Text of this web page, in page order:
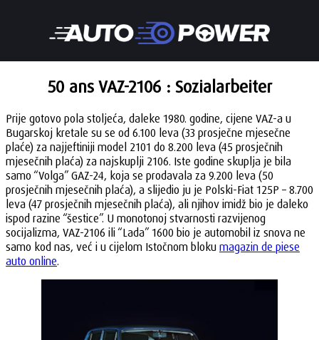
50 ans VAZ-2106 : Sozialarbeiter
Prije gotovo pola stoljeća, daleke 1980. godine, cijene VAZ-a u
Bugarskoj kretale su se od 6.100 leva (33 prosječne mjesečne
plaće) za najjeftiniji model 2101 do 8.200 leva (45 prosječnih
mjesečnih plaća) za najskuplji 2106. Iste godine skuplja je bila
samo “Volga” GAZ-24, koja se prodavala za 9.200 leva (50
prosječnih mjesečnih plaća), a slijedio ju je Polski-Fiat 125P – 8.700
leva (47 prosječnih mjesečnih plaća), ali njihov imidž bio je daleko
ispod razine “šestice”. U monotonoj stvarnosti razvijenog
socijalizma, VAZ-2106 ili “Lada” 1600 bio je automobil iz snova ne
samo kod nas, već i u cijelom Istočnom bloku magazin de piese
auto online.